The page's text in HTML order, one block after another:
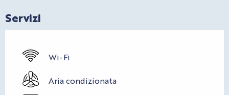
Servizi
Wi-Fi
Aria condizionata